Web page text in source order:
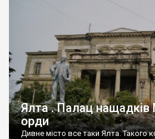
Ялта . Палац нащадків
орди
Дивне місто все таки Ялта. Такого